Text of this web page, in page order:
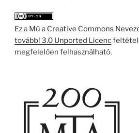
Ez a Mű a Creative Commons
tovább! 3.0 Unported Licenc
megfelelően felhasználható.